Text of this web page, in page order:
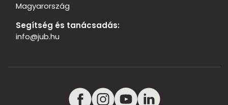
Magyarország
Segítség és tanácsadás:
info@jub.hu